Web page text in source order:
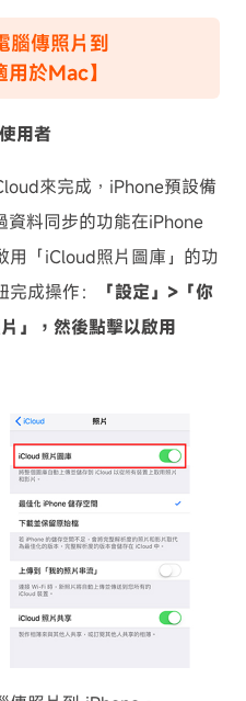
腦傳照片到
於Mac】
用者
來完成，iPhone預設備
料同步的功能在iPhone
用「iCloud照片圖庫」的功
成操作：
「設定」>「你
」，然後點擊以啟用